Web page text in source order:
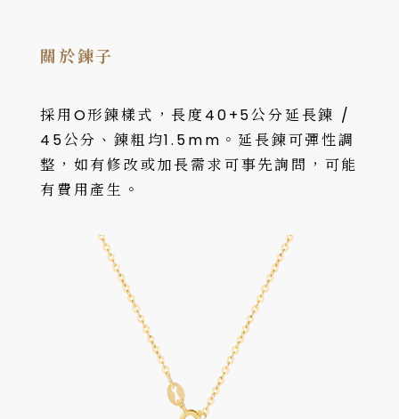
關於鍊子
採用O形鍊樣式，長度40+5公分延長鍊 /
45公分、鍊粗均1.5mm。延長鍊可彈性調
整，如有修改或加長需求可事先詢問，可能
有費用產生。